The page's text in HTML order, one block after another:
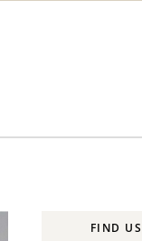
FIND